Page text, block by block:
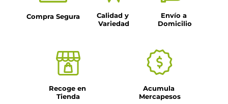
Compra Segura
Calidad y
Variedad
Envío a
Domicilio
Recoge en
Tienda
Acumula
Mercapesos